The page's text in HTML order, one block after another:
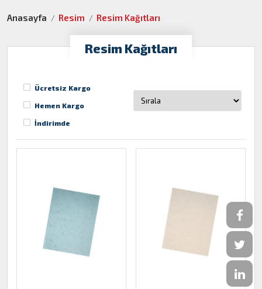
Anasayfa Resim Resim Kağıtları
Resim Kağıtları
Ücretsiz Kargo
Hemen Kargo
İndirimde